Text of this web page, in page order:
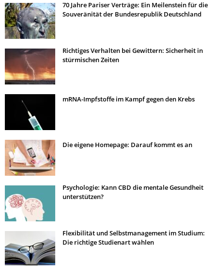
70 Jahre Pariser Verträge: Ein Meilenstein für die
Souveränität der Bundesrepublik Deutschland
Richtiges Verhalten bei Gewittern: Sicherheit in
stürmischen Zeiten
mRNA-Impfstoffe im Kampf gegen den Krebs
Die eigene Homepage: Darauf kommt es an
Psychologie: Kann CBD die mentale Gesundheit
unterstützen?
Flexibilität und Selbstmanagement im Studium:
Die richtige Studienart wählen